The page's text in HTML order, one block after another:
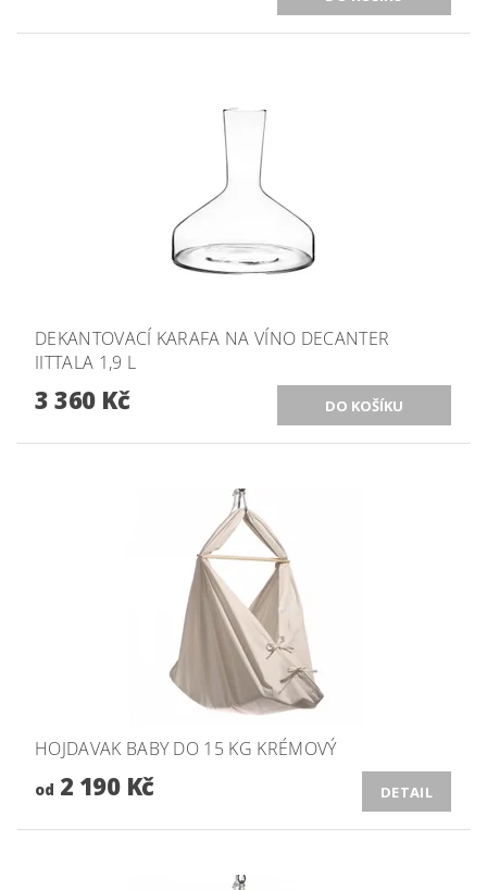
DEKANTOVACÍ KARAFA NA VÍNO DECANTER
IITTALA 1,9 L
3 360 Kč
HOJDAVAK BABY DO 15 KG KRÉMOVÝ
od 2 190 Kč DETAIL